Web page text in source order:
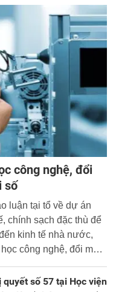
công nghệ, đổi
số
luận tại tổ về dự án
chính sạch đặc thù để
kinh tế nhà nước,
công nghệ, đổi mới
quyết số 57 tại Học viện